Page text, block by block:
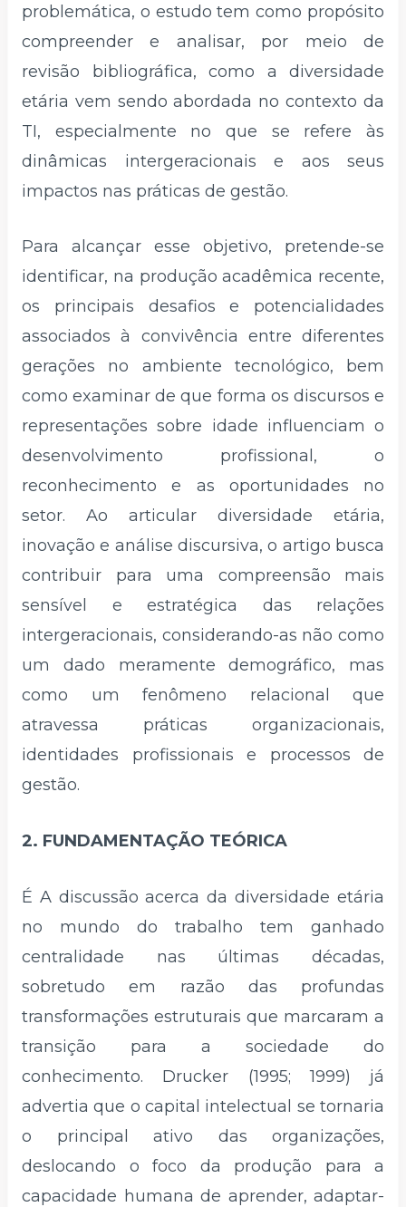
problemática, o estudo tem como propósito
compreender e analisar, por meio de
revisão bibliográfica, como a diversidade
etária vem sendo abordada no contexto da
TI, especialmente no que se refere às
dinâmicas intergeracionais e aos seus
impactos nas práticas de gestão.
Para alcançar esse objetivo, pretende-se
identificar, na produção acadêmica recente,
os principais desafios e potencialidades
associados à convivência entre diferentes
gerações no ambiente tecnológico, bem
como examinar de que forma os discursos e
representações sobre idade influenciam o
desenvolvimento profissional, o
reconhecimento e as oportunidades no
setor. Ao articular diversidade etária,
inovação e análise discursiva, o artigo busca
contribuir para uma compreensão mais
sensível e estratégica das relações
intergeracionais, considerando-as não como
um dado meramente demográfico, mas
como um fenômeno relacional que
atravessa práticas organizacionais,
identidades profissionais e processos de
gestão.
2. FUNDAMENTAÇÃO TEÓRICA
É A discussão acerca da diversidade etária
no mundo do trabalho tem ganhado
centralidade nas últimas décadas,
sobretudo em razão das profundas
transformações estruturais que marcaram a
transição para a sociedade do
conhecimento. Drucker (1995; 1999) já
advertia que o capital intelectual se tornaria
o principal ativo das organizações,
deslocando o foco da produção para a
capacidade humana de aprender, adaptar-